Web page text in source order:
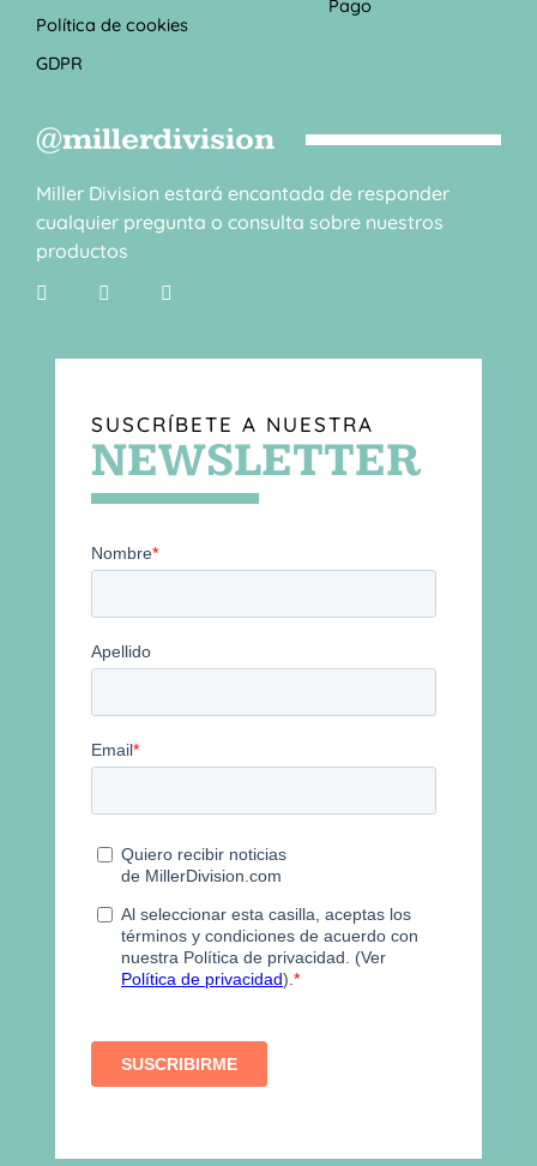
Política de cookies
GDPR
Pago
@millerdivision
Miller Division estará encantada de responder
cualquier pregunta o consulta sobre nuestros
productos
SUSCRÍBETE A NUESTRA
NEWSLETTER